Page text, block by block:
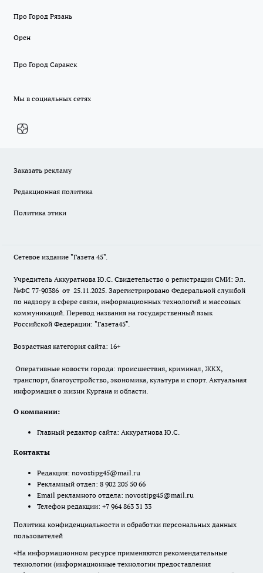
Про Город Рязань
Орен
Про Город Саранск
Мы в социальных сетях
Заказать рекламу
Редакционная политика
Политика этики
Сетевое издание "Газета 45".
Учредитель Аккуратнова Ю.С. Свидетельство о регистрации СМИ: Эл.
№ФС 77-90386 от 25.11.2025. Зарегистрировано Федеральной службой
по надзору в сфере связи, информационных технологий и массовых
коммуникаций. Перевод названия на государственный язык
Российской Федерации: "Газета45".
Возрастная категория сайта: 16+
Оперативные новости города: происшествия, криминал, ЖКХ,
транспорт, благоустройство, экономика, культура и спорт. Актуальная
информация о жизни Кургана и области.
О компании:
Главный редактор сайта: Аккуратнова Ю.С.
Контакты
Редакция: novostipg45@mail.ru
Рекламный отдел: 8 902 205 50 66
Email рекламного отдела: novostipg45@mail.ru
Телефон редакции: +7 964 863 31 33
Политика конфиденциальности и обработки персональных данных
пользователей
«На информационном ресурсе применяются рекомендательные
технологии (информационные технологии предоставления